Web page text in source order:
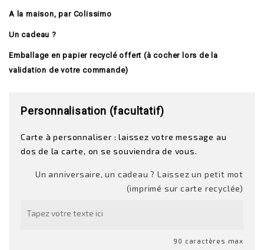
A la maison, par Colissimo
Un cadeau ?
Emballage en papier recyclé offert (à cocher lors de la
validation de votre commande)
Personnalisation (facultatif)
Carte à personnaliser : laissez votre message au
dos de la carte, on se souviendra de vous.
Un anniversaire, un cadeau ? Laissez un petit mot
(imprimé sur carte recyclée)
90 caractères max